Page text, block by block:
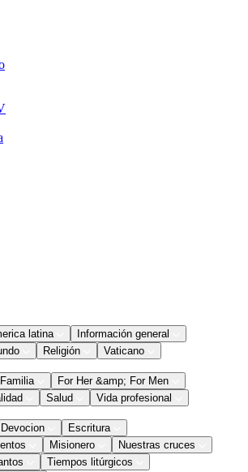
latina
Información general
Religión Vaticano
Familia
For Her &amp; For Men
Salud Vida profesional
Devocion
Escritura
Misionero
Nuestras cruces
Tiempos litúrgicos